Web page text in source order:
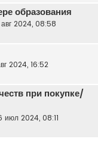
образования
2024, 08:58
2024, 16:52
при покупке/
июл 2024, 08:11